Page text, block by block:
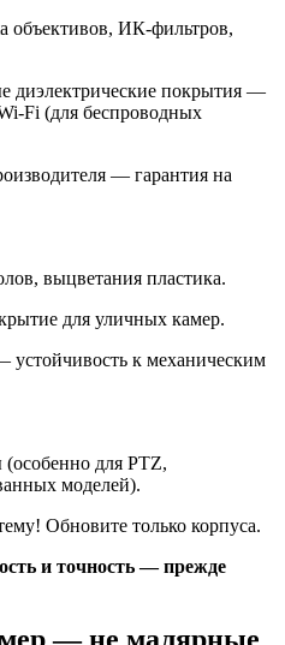
объективов, ИК-фильтров,
диэлектрические покрытия —
Fi (для беспроводных
— гарантия на
выцветания пластика.
для уличных камер.
к механическим
для PTZ,
моделей).
Обновите только корпуса.
и точность — прежде